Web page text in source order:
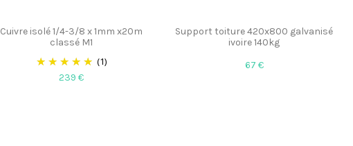
Cuivre isolé 1/4-3/8 x 1mm x20m
classé M1
(1)
239 €
Support toiture 420x800 galvanisé
ivoire 140kg
67 €